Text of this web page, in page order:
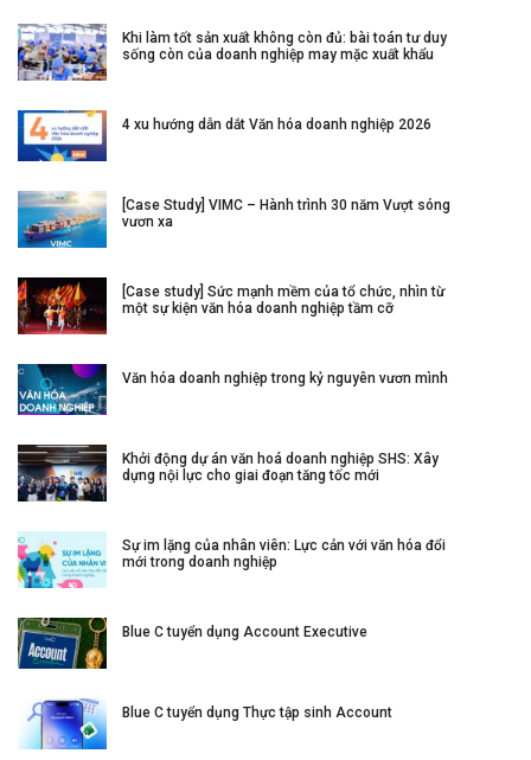
Khi làm tốt sản xuất không còn đủ: bài toán tư duy
sống còn của doanh nghiệp may mặc xuất khẩu
4 xu hướng dẫn dắt Văn hóa doanh nghiệp 2026
[Case Study] VIMC – Hành trình 30 năm Vượt sóng
vươn xa
[Case study] Sức mạnh mềm của tổ chức, nhìn từ
một sự kiện văn hóa doanh nghiệp tầm cỡ
Văn hóa doanh nghiệp trong kỷ nguyên vươn mình
Khởi động dự án văn hoá doanh nghiệp SHS: Xây
dựng nội lực cho giai đoạn tăng tốc mới
Sự im lặng của nhân viên: Lực cản với văn hóa đổi
mới trong doanh nghiệp
Blue C tuyển dụng Account Executive
Blue C tuyển dụng Thực tập sinh Account